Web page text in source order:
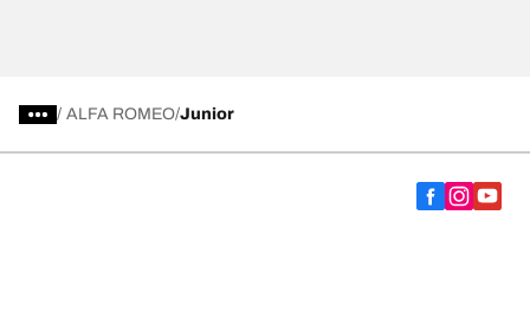
/ ALFA ROMEO Junior